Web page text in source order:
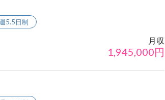
5.5日制
月収
1,945,000円